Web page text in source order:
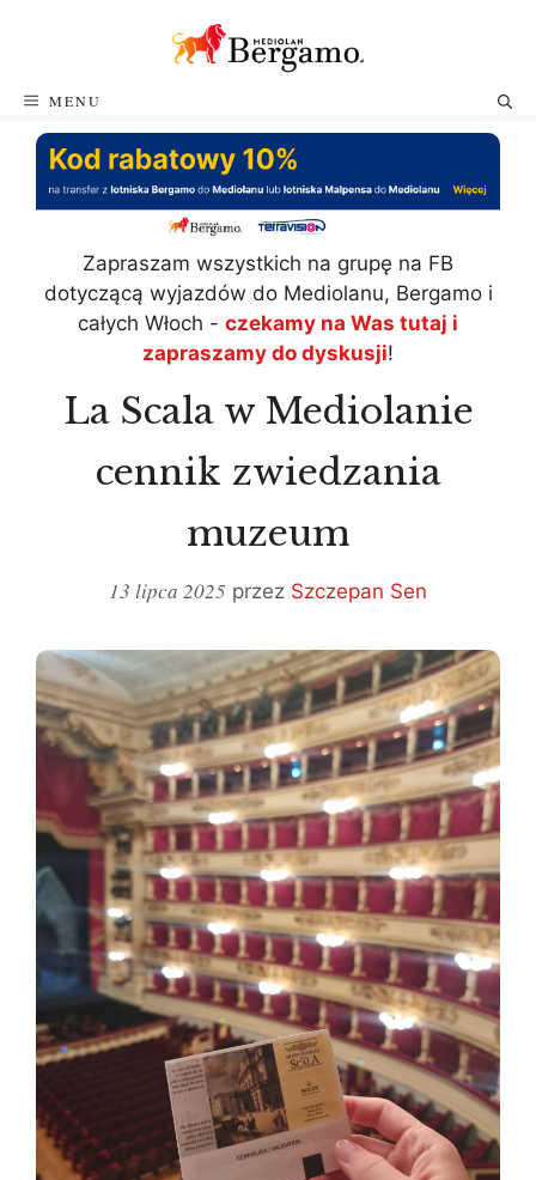
MENU
Zapraszam wszystkich na grupę na FB
dotyczącą wyjazdów do Mediolanu, Bergamo i
całych Włoch - czekamy na Was tutaj i
zapraszamy do dyskusji!
La Scala w Mediolanie
cennik zwiedzania
muzeum
13 lipca 2025 przez Szczepan Sen